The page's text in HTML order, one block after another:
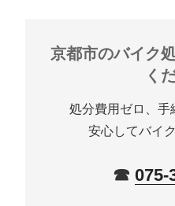
京都市のバイク
く
処分費用ゼロ、手
安心してバイ
☎ 075-